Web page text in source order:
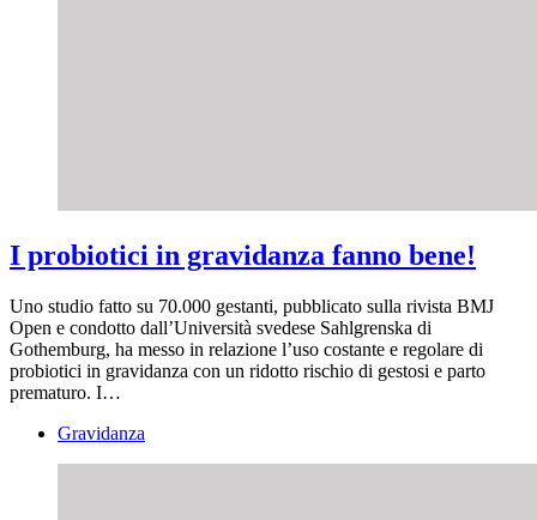
I probiotici in gravidanza fanno bene!
Uno studio fatto su 70.000 gestanti, pubblicato sulla rivista BMJ
Open e condotto dall’Università svedese Sahlgrenska di
Gothemburg, ha messo in relazione l’uso costante e regolare di
probiotici in gravidanza con un ridotto rischio di gestosi e parto
prematuro. I…
Gravidanza